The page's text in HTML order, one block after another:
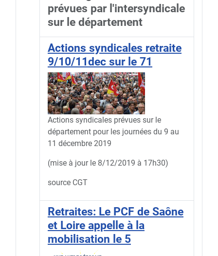
prévues par l'intersyndicale
sur le département
Actions syndicales retraite
9/10/11dec sur le 71
Actions syndicales prévues sur le
département pour les journées du 9 au
11 décembre 2019
(mise à jour le 8/12/2019 à 17h30)
source CGT
Retraites: Le PCF de Saône
et Loire appelle à la
mobilisation le 5